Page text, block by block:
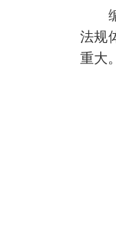
编
法规
重大